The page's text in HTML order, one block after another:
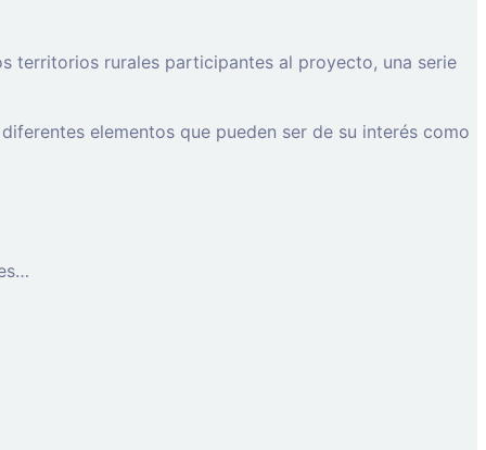
territorios rurales participantes al proyecto, una serie
elementos que pueden ser de su interés como